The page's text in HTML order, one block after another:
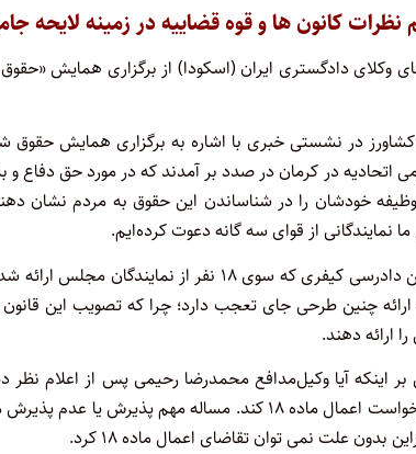
نظرات کانون ها و قوه قضاییه در زمینه لایحه
کشاورز در نشستی خبری با اشاره به برگزاری همایش
اتحادیه در کرمان در صدد بر آمدند که در مورد حق
وظیفه خودشان را در شناساندن این حقوق به مردم نشان
از قوای سه گانه دعوت کرده‌ایم.
وی درباره طرح اصلاح قانون آیین دادرسی کیفری که
چنین طرحی جای تعجب دارد؛ چرا که تصویب این
ارائه دهند.
علت نمی توان تقاضای اعمال ماده ۱۸ کرد.